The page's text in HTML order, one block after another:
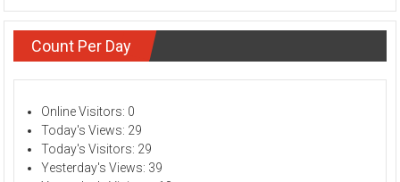
Count Per Day
Online Visitors: 0
Today's Views: 29
Today's Visitors: 29
Yesterday's Views: 39